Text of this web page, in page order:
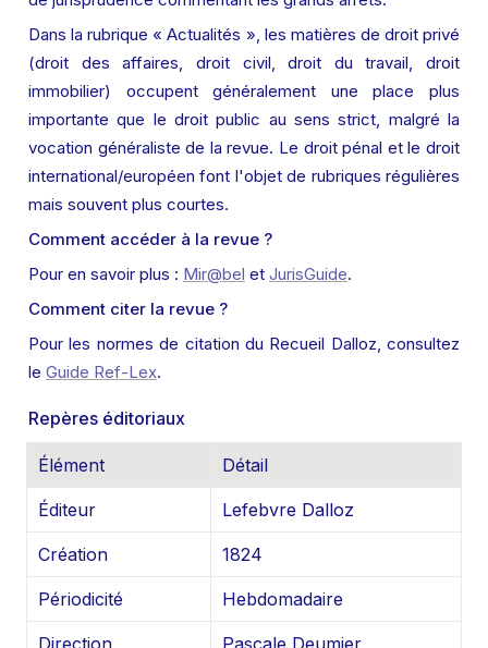
Dans la rubrique « Actualités », les matières de droit privé
(droit des affaires, droit civil, droit du travail, droit
immobilier) occupent généralement une place plus
importante que le droit public au sens strict, malgré la
vocation généraliste de la revue. Le droit pénal et le droit
international/européen font l'objet de rubriques régulières
mais souvent plus courtes.
Comment accéder à la revue ?
Pour en savoir plus : Mir@bel et JurisGuide.
Comment citer la revue ?
Pour les normes de citation du Recueil Dalloz, consultez
le Guide Ref-Lex.
Repères éditoriaux
Élément Détail
Éditeur Lefebvre Dalloz
Création 1824
Périodicité Hebdomadaire
Direction
Pascale Deumier